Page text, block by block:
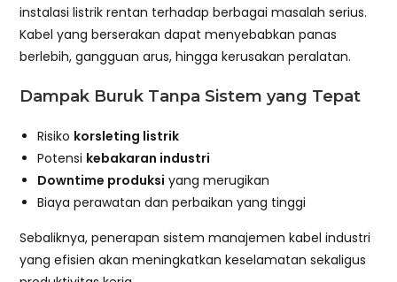
instalasi listrik rentan terhadap berbagai masalah serius.
Kabel yang berserakan dapat menyebabkan panas
berlebih, gangguan arus, hingga kerusakan peralatan.
Dampak Buruk Tanpa Sistem yang Tepat
Risiko korsleting listrik
Potensi kebakaran industri
Downtime produksi yang merugikan
Biaya perawatan dan perbaikan yang tinggi
Sebaliknya, penerapan sistem manajemen kabel industri
yang efisien akan meningkatkan keselamatan sekaligus